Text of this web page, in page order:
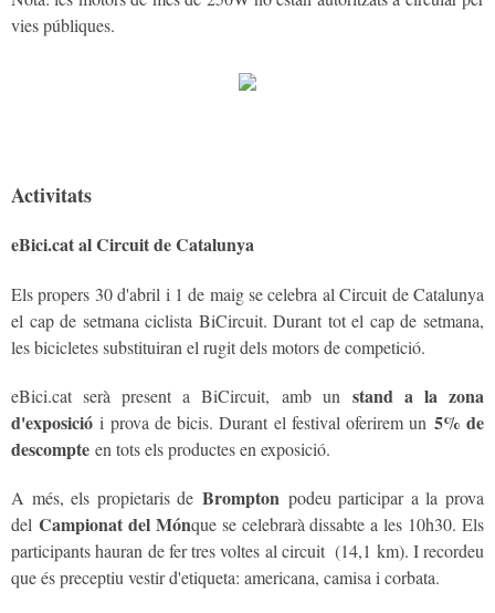
vies públiques.
Activitats
eBici.cat al Circuit de Catalunya
Els propers 30 d'abril i 1 de maig se celebra al Circuit de Catalunya
el cap de setmana ciclista BiCircuit. Durant tot el cap de setmana,
les bicicletes substituiran el rugit dels motors de competició.
eBici.cat serà present a BiCircuit, amb un stand a la zona
d'exposiciói prova de bicis. Durant el festival oferirem un 5% de
descompte en tots els productes en exposició.
A més, els propietaris de Brompton podeu participar a la prova
del Campionat del Mónque se celebrarà dissabte a les 10h30. Els
participants hauran de fer tres voltes al circuit (14,1 km). I recordeu
que és preceptiu vestir d'etiqueta: americana, camisa i corbata.